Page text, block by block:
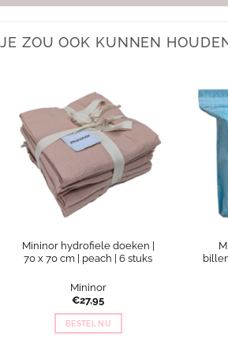
JE ZOU OOK KUNNEN
Mininor hydrofiele doeken |
70 x 70 cm | peach | 6 stuks
Mininor
€27,95
BESTEL NU